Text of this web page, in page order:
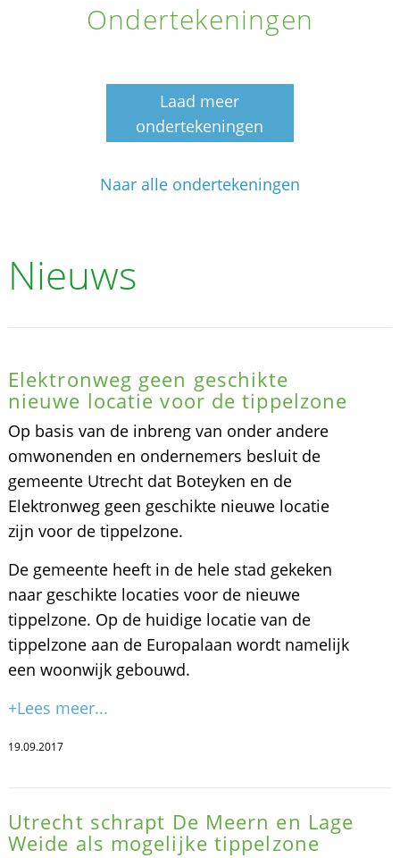
Ondertekeningen
Laad meer
ondertekeningen
Naar alle ondertekeningen
Nieuws
Elektronweg geen geschikte
nieuwe locatie voor de tippelzone
Op basis van de inbreng van onder andere
omwonenden en ondernemers besluit de
gemeente Utrecht dat Boteyken en de
Elektronweg geen geschikte nieuwe locatie
zijn voor de tippelzone.
De gemeente heeft in de hele stad gekeken
naar geschikte locaties voor de nieuwe
tippelzone. Op de huidige locatie van de
tippelzone aan de Europalaan wordt namelijk
een woonwijk gebouwd.
+Lees meer...
19.09.2017
Utrecht schrapt De Meern en Lage
Weide als mogelijke tippelzone